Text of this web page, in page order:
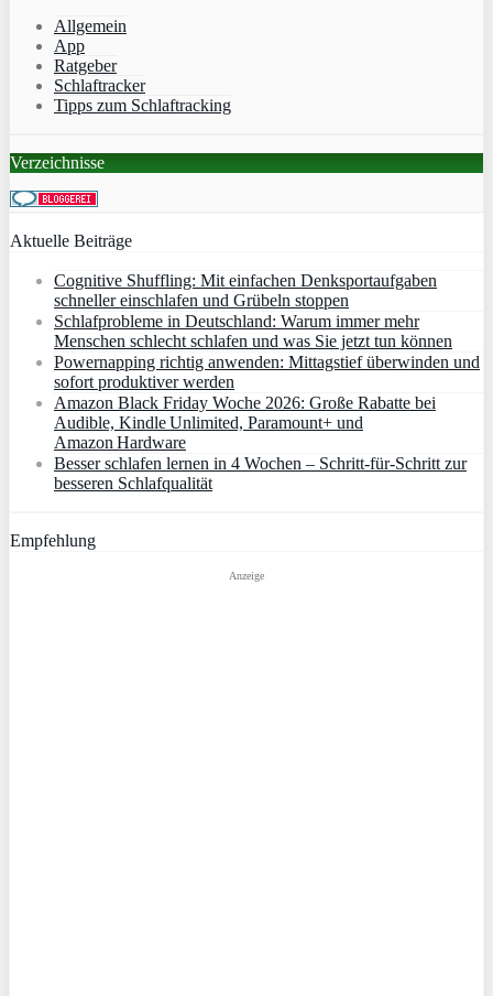
Allgemein
App
Ratgeber
Schlaftracker
Tipps zum Schlaftracking
Verzeichnisse
Aktuelle Beiträge
Cognitive Shuffling: Mit einfachen Denksportaufgaben
schneller einschlafen und Grübeln stoppen
Schlafprobleme in Deutschland: Warum immer mehr
Menschen schlecht schlafen und was Sie jetzt tun können
Powernapping richtig anwenden: Mittagstief überwinden und
sofort produktiver werden
Amazon Black Friday Woche 2026: Große Rabatte bei
Audible, Kindle Unlimited, Paramount+ und
Amazon Hardware
Besser schlafen lernen in 4 Wochen – Schritt‑für‑Schritt zur
besseren Schlafqualität
Empfehlung
Anzeige